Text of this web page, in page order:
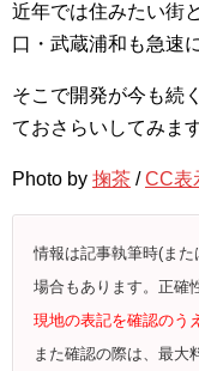
近年では住みたい街
口・武蔵浦和も急速
そこで開発が今も続
ておさらいしてみます
Photo by 掬茶 /CC表
情報は記事執筆時(ま
場合もあります。正確
現地の表記を確認のう
また確認の際は、最大